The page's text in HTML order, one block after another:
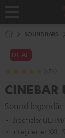
SOUNDBARS
DEAL
(676)
CINEBAR
Sound legendär
Brachialer
Integrierter XXL-